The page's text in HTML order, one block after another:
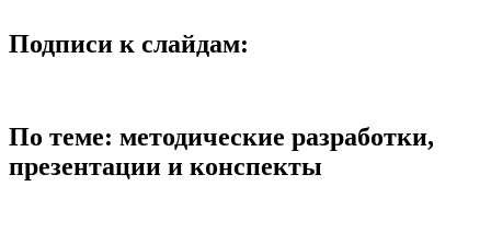
Подписи к слайдам:
По теме: методические разработки,
презентации и конспекты